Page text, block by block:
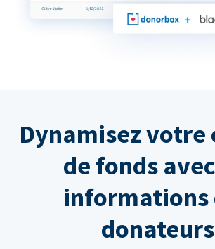
Dynamisez votre
de fonds
informations
donateurs